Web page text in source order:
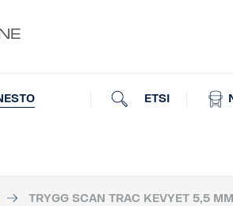
ETSI
TRYGG SCAN TRAC KEVYET 5,5